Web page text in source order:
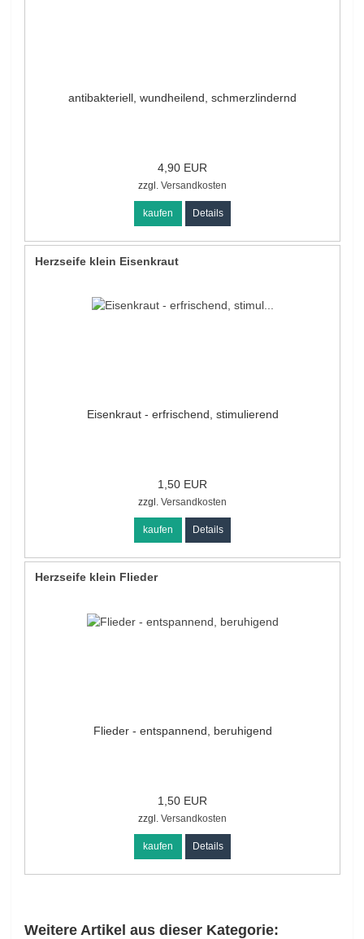
antibakteriell, wundheilend, schmerzlindernd
4,90 EUR
zzgl. Versandkosten
kaufen Details
Herzseife klein Eisenkraut
Eisenkraut - erfrischend, stimulierend
1,50 EUR
zzgl. Versandkosten
kaufen Details
Herzseife klein Flieder
Flieder - entspannend, beruhigend
1,50 EUR
zzgl. Versandkosten
kaufen Details
Weitere Artikel aus dieser Kategorie: